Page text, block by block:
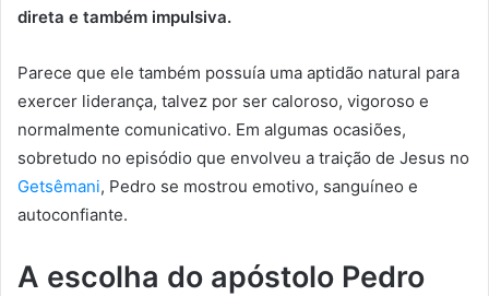
direta e também impulsiva.
Parece que ele também possuía uma aptidão natural para
exercer liderança, talvez por ser caloroso, vigoroso e
normalmente comunicativo. Em algumas ocasiões,
sobretudo no episódio que envolveu a traição de Jesus no
Getsêmani, Pedro se mostrou emotivo, sanguíneo e
autoconfiante.
A escolha do apóstolo Pedro